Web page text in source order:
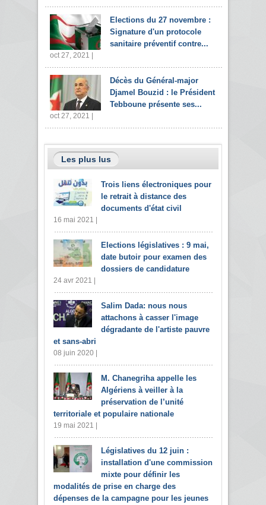
Elections du 27 novembre :
Signature d'un protocole
sanitaire préventif contre...
oct 27, 2021 |
Décès du Général-major
Djamel Bouzid : le Président
Tebboune présente ses...
oct 27, 2021 |
Les plus lus
Trois liens électroniques pour
le retrait à distance des
documents d'état civil
16 mai 2021 |
Elections législatives : 9 mai,
date butoir pour examen des
dossiers de candidature
24 avr 2021 |
Salim Dada: nous nous
attachons à casser l'image
dégradante de l'artiste pauvre
et sans-abri
08 juin 2020 |
M. Chanegriha appelle les
Algériens à veiller à la
préservation de l’unité
territoriale et populaire nationale
19 mai 2021 |
Législatives du 12 juin :
installation d'une commission
mixte pour définir les
modalités de prise en charge des
dépenses de la campagne pour les jeunes